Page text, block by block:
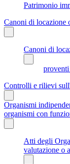
Patrimonio
Canoni di locazione
Canoni di
Controlli e rilievi
Organismi
organismi con
Atti degli
valutazione o